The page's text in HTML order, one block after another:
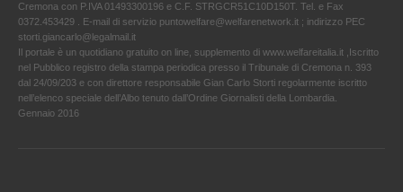
Cremona con P.IVA 01493300196 e C.F. STRGCR51C10D150T. Tel. e Fax
0372.453429 . E-mail di servizio puntowelfare@welfarenetwork.it ; indirizzo PEC
storti.giancarlo@legalmail.it
Il portale è un quotidiano gratuito on line, supplemento di www.welfareitalia.it ,Iscritto
nel Pubblico registro della stampa periodica presso il Tribunale di Cremona n. 393
dal 24/09/203 e con direttore responsabile Gian Carlo Storti regolarmente iscritto
nell’elenco speciale dell’Albo tenuto dall’Ordine Giornalisti della Lombardia.
Gennaio 2016